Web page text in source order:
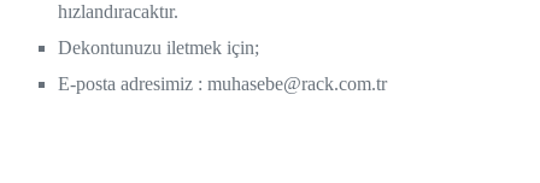
hızlandıracaktır.
Dekontunuzu iletmek için;
E-posta adresimiz : muhasebe@rack.com.tr